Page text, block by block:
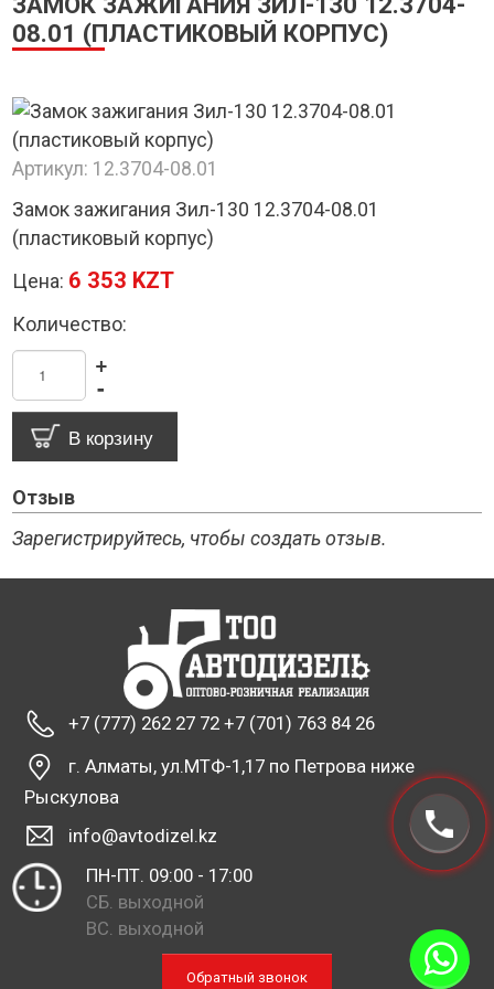
08.01 (ПЛАСТИКОВЫЙ КОРПУС)
Артикул: 12.3704-08.01
Замок зажигания Зил-130 12.3704-08.01
(пластиковый корпус)
Цена: 6 353 KZT
Количество:
-
+
Отзыв
Зарегистрируйтесь, чтобы создать отзыв.
+7 (777) 262 27 72 +7 (701) 763 84 26
г. Алматы, ул.МТФ-1,17 по Петрова ниже
Рыскулова
info@avtodizel.kz
ПН-ПТ. 09:00 - 17:00
СБ. выходной
ВС. выходной
Обратный звонок